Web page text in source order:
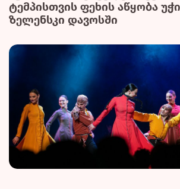
ტემპისთვის ფეხის აწყობა
ზელენსკი დავოსში